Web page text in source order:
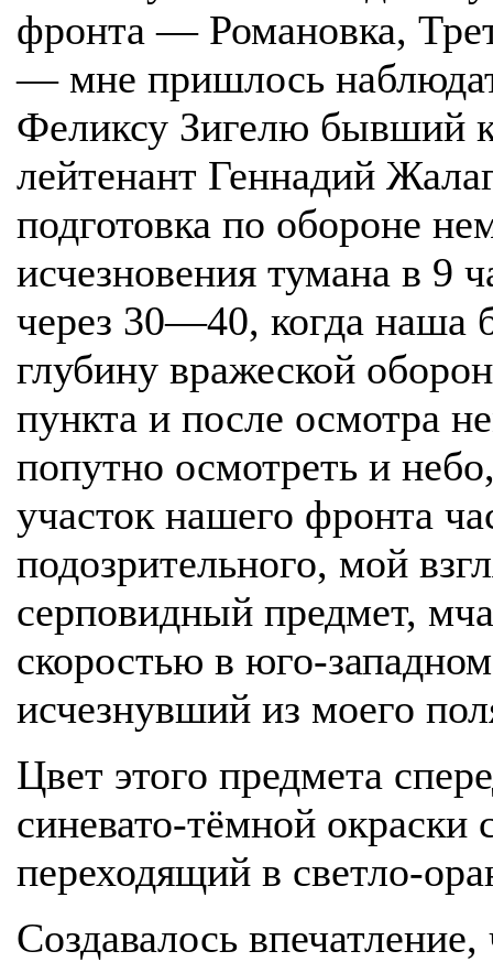
фронта — Романовка,
— мне пришлось
Феликсу Зигелю бывший
лейтенант Геннадий
подготовка по обороне
исчезновения тумана в 9
через 30—40, когда наша
глубину вражеской
пункта и после осмотра
попутно осмотреть и
участок нашего фронта
подозрительного, мой
серповидный предмет,
скоростью в юго-
исчезнувший из моего
Цвет этого предмета
синевато-тёмной окраски
переходящий в светло-
Создавалось